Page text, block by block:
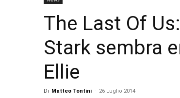
The Last Of
Stark sembra
Ellie
Di Matteo Tontini - 26 Luglio 2014